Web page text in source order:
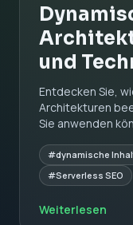
und
Entdecken Sie,
Architekturen
Sie anwenden
#dynamische
#Serverless SEO
Weiterlesen